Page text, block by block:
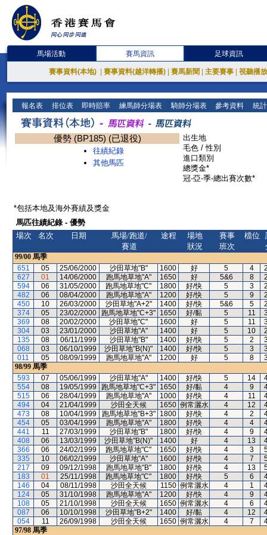
馬場活動 賽馬資訊 足球資訊
賽事資料(本地) 賽事資料(越洋轉播) 賽馬新聞 主要賽事 視聽播
報名表 排位表 即時賠率 練馬師分場表 騎師分場表 參考資料 統
優勢 (BP185) (已退役)
往績紀錄
其他馬匹
出生地
毛色 / 性別
進口類別
總獎金*
冠-亞-季-總出賽次數*
*包括本地及海外賽績及獎金
馬匹往績紀錄 - 優勢
場次
名次 日期
馬場/跑道/
賽道
途程
場地
狀況
賽事
班次
檔位
99/00 馬季
651
05 25/06/2000 沙田草地"B" 1600 好 5 4
627
01 14/06/2000 跑馬地草地"A" 1650 好 5&6 8
594
06 31/05/2000 跑馬地草地"C" 1800 好/快 5 3
482
06 08/04/2000 跑馬地草地"A" 1200 好/快 5 9
450
10 26/03/2000 沙田草地"A+2" 1400 好/快 5&6 5
374
05 23/02/2000 跑馬地草地"C+3" 1650 好/黏 5 11
369
08 20/02/2000 沙田草地"C" 1600 好 5 11
304
03 23/01/2000 沙田草地"A" 1400 好 5 10
135
08 06/11/1999 沙田草地"B" 1400 好/快 5 2
068
03 06/10/1999 沙田草地"B(N)" 1400 好/快 5 3
011
05 08/09/1999 跑馬地草地"A" 1200 好 5 8
98/99 馬季
593
07 05/06/1999 沙田草地"A" 1400 好/快 5 14
554
08 19/05/1999 跑馬地草地"C+3" 1650 好/黏 4 9
515
06 28/04/1999 跑馬地草地"A" 1000 好/快 4 11
494
04 21/04/1999 沙田全天候 1650 例常灑水 4 12
473
08 10/04/1999 跑馬地草地"B+3" 1800 好/快 4 2
454
05 03/04/1999 跑馬地草地"A" 1800 好/快 4 4
441
11 27/03/1999 沙田草地"B" 1800 好/快 4 9
408
06 13/03/1999 沙田草地"B(N)" 1400 好 4 13
366
06 24/02/1999 跑馬地草地"C" 1650 好/快 4 3
335
10 06/02/1999 沙田草地"A" 1600 好/快 4 7
217
09 09/12/1998 跑馬地草地"B" 1800 好/快 4 13
183
01 25/11/1998 跑馬地草地"C" 1800 好/快 5 6
146
04 08/11/1998 沙田全天候 1150 例常灑水 4 1
124
05 31/10/1998 跑馬地草地"A" 1200 好/快 4 9
108
05 21/10/1998 沙田全天候 1650 例常灑水 4 6
087
06 10/10/1998 沙田草地"B+2" 1400 好/黏 4 12
054
11 26/09/1998 沙田全天候 1650 例常灑水 4 7
97/98 馬季